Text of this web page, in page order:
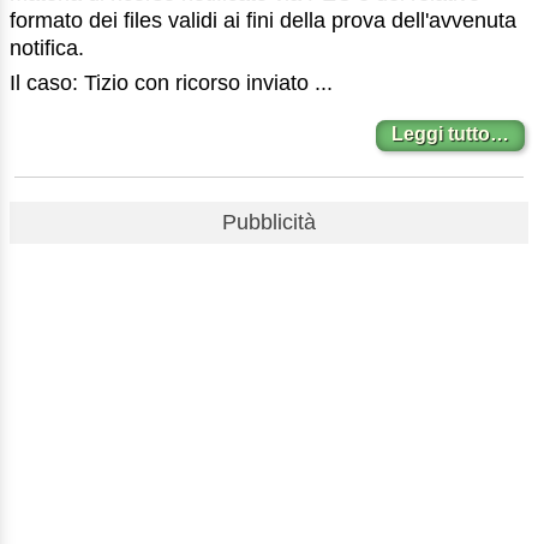
formato dei files validi ai fini della prova dell'avvenuta
notifica.
Il caso: Tizio con ricorso inviato ...
Leggi tutto…
Pubblicità